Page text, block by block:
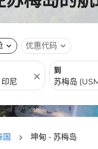
expand_more 优惠代码 expand_more
close
到
国 坤甸 - 苏梅岛